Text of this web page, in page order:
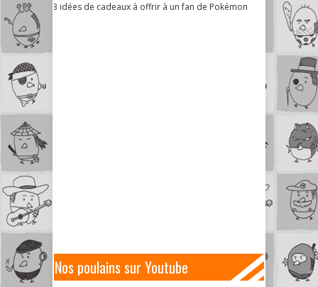
3 idées de cadeaux à offrir à un fan de Pokémon
Nos poulains sur Youtube